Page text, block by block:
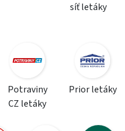
síť letáky
Potraviny
CZ letáky
Prior letáky